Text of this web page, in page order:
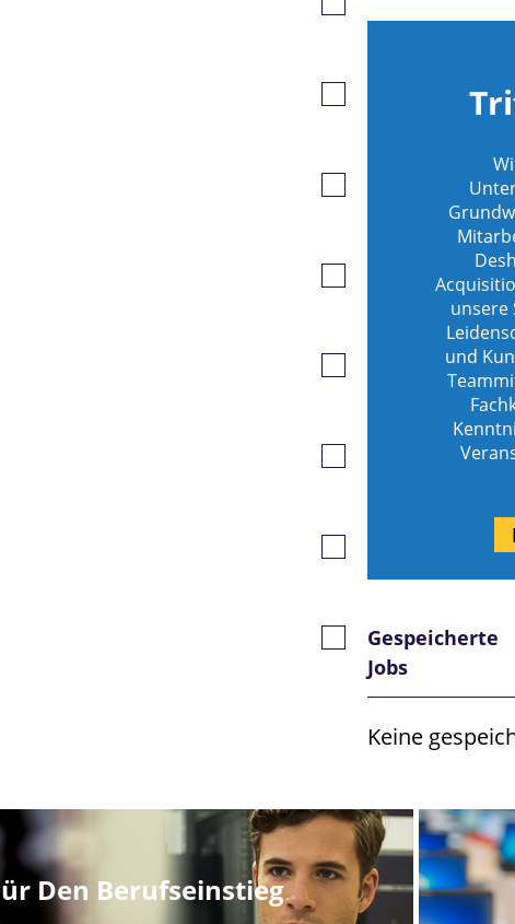
Gespeicherte
Gespeicherte
Gespeicherte
Gespeicherte
Gespeicherte
Gespeicherte
Gespeicherte
Gespeicherte
unsere
und
Gespeicherte
Jobs
Keine
Den Berufseinstieg